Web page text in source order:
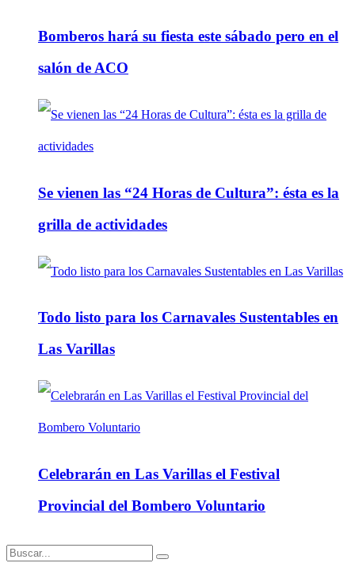
Bomberos hará su fiesta este sábado pero en el
salón de ACO
Se vienen las “24 Horas de Cultura”: ésta es la
grilla de actividades
Todo listo para los Carnavales Sustentables en
Las Varillas
Celebrarán en Las Varillas el Festival
Provincial del Bombero Voluntario